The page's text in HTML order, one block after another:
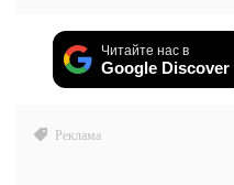
Читайте нас в
Google Discover